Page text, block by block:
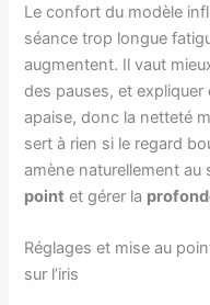
Le confort du modèle
séance trop longue
augmentent. Il vaut
des pauses, et
apaise, donc la netteté
sert à rien si le regard
amène naturellement au
point et gérer la
Réglages et mise au
sur l’iris